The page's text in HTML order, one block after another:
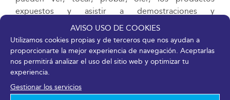
AVISO USO DE COOKIES
Utilizamos cookies propias y de terceros que nos ayudan a
proporcionarte la mejor experiencia de navegación. Aceptarlas
nos permitirá analizar el uso del sitio web y optimizar tu
experiencia.
Gestionar los servicios
expuestos y asistir a demostraciones y
presentaciones en vivo”.
La Asociación de Ferias Españolas, entidad sin ánimo
de lucro que se constituyó en 1964, cuenta
actualmente con 24 miembros asociados -incluidos 3
socios colaboradores-, tras la incorporación reciente
de 2 organizaciones feriales más, y representa al